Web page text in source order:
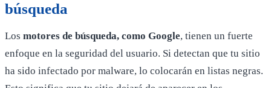
búsqueda
Los motores de búsqueda, como Google, tienen un fuerte
enfoque en la seguridad del usuario. Si detectan que tu sitio
ha sido infectado por malware, lo colocarán en listas negras.